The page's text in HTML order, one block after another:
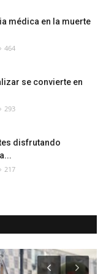
médica en la muerte
464
se convierte en
293
disfrutando
217